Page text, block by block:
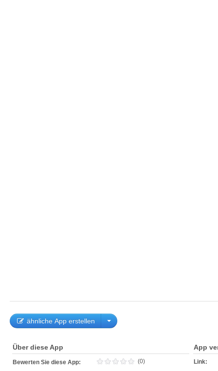
ähnliche App erstellen
Über diese App
Bewerten Sie diese App: (0)
App
Link: